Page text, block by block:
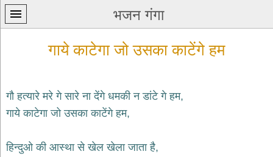
भजन गंगा
प्रथम
home
गाये काटेगा जो उसका काटेंगे हम
गौ हत्यारे मरे गे सारे ना देंगे धमकी न डांटे गे हम,
गाये काटेगा जो उसका काटेंगे हम,
हिन्दुओ की आस्था से खेल खेला जाता है,